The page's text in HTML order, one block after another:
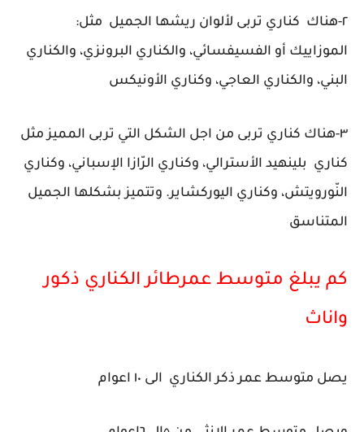
٢-هناك كناري تربى لألوان ريشها الجميل مثل:
الموزاييك أو الفسيفسائي، والكناري البرونزي، والكناري
البني، والكناري العاجي، وكناري الأونيكس
٣-هناك كناري تربى من اجل الشكل التي تربى المميز مثل
كناري بلينهيد الأسترالي، وكناري الرّازا الإسباني، وكناري
النّورويتش، وكناري اليوركشاير. وتتميز بشكلها الجميل
المتناسق
كم يبلغ متوسط عمرطائر الكناري ذكور
واناث
يصل متوسط عمر ذكر الكناري الى ١٠ اعوام